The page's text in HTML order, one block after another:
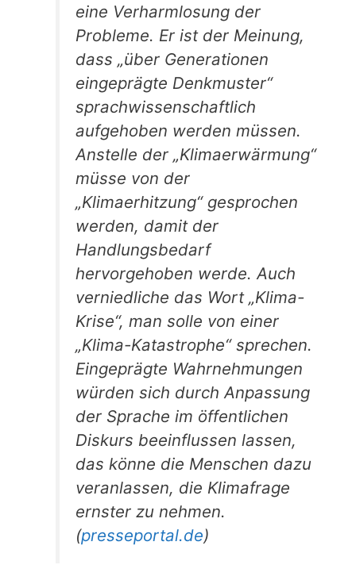
eine Verharmlosung der
Probleme. Er ist der Meinung,
dass „über Generationen
eingeprägte Denkmuster“
sprachwissenschaftlich
aufgehoben werden müssen.
Anstelle der „Klimaerwärmung“
müsse von der
„Klimaerhitzung“ gesprochen
werden, damit der
Handlungsbedarf
hervorgehoben werde. Auch
verniedliche das Wort „Klima-
Krise“, man solle von einer
„Klima-Katastrophe“ sprechen.
Eingeprägte Wahrnehmungen
würden sich durch Anpassung
der Sprache im öffentlichen
Diskurs beeinflussen lassen,
das könne die Menschen dazu
veranlassen, die Klimafrage
ernster zu nehmen.
(presseportal.de)